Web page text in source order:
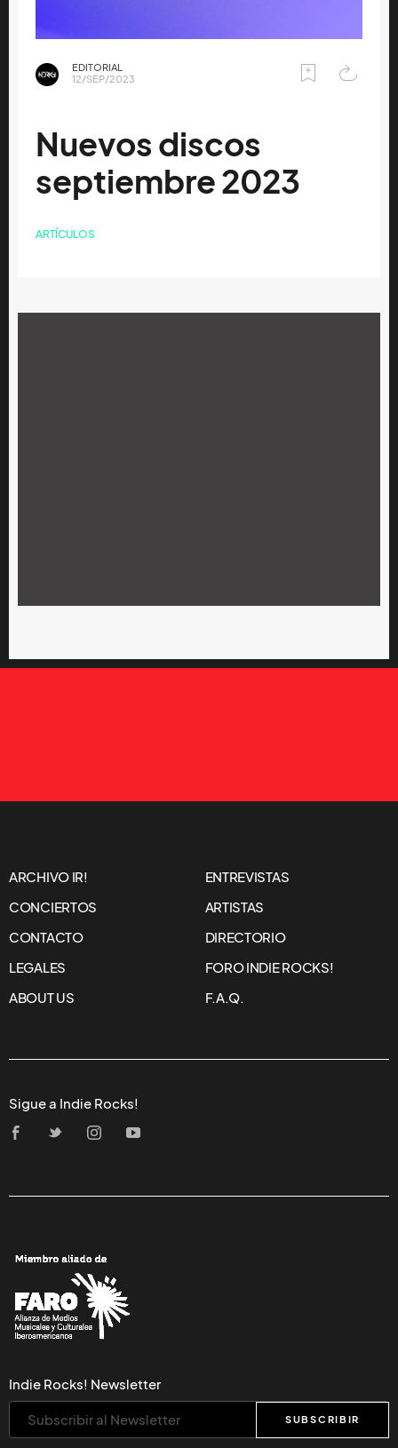
EDITORIAL
12/SEP/2023
Nuevos discos
septiembre 2023
ARTÍCULOS
ARCHIVO IR!
ENTREVISTAS
CONCIERTOS
ARTISTAS
CONTACTO
DIRECTORIO
LEGALES
FORO INDIE ROCKS!
ABOUT US
F.A.Q.
Sigue a Indie Rocks!
Indie Rocks! Newsletter